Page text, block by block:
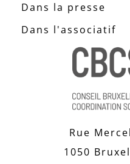
Dans la presse
Dans l'associatif
Rue
1050